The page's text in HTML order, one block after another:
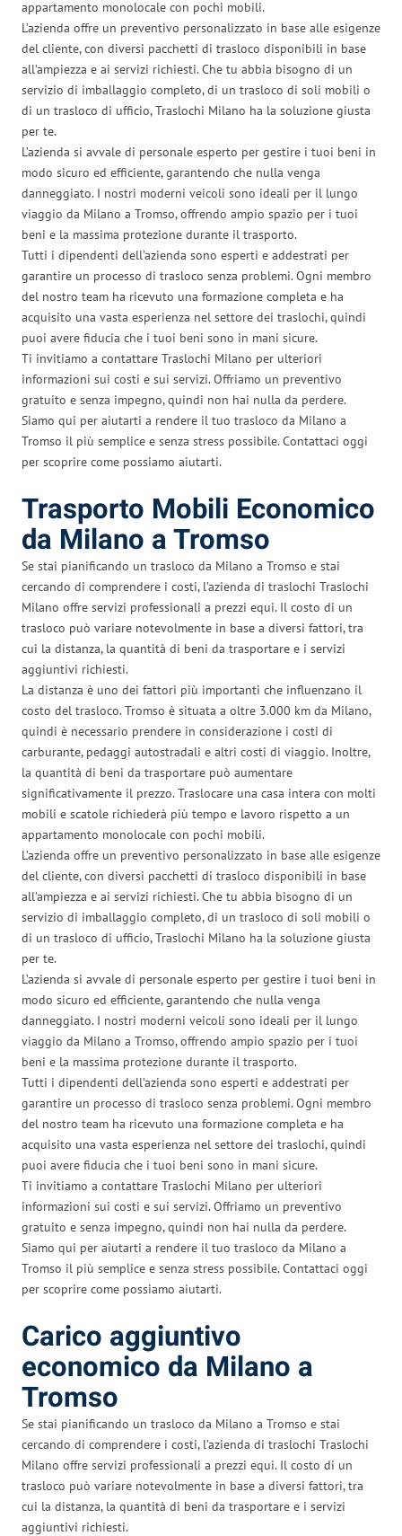
appartamento monolocale con pochi mobili.
L’azienda offre un preventivo personalizzato in base alle esigenze
del cliente, con diversi pacchetti di trasloco disponibili in base
all’ampiezza e ai servizi richiesti. Che tu abbia bisogno di un
servizio di imballaggio completo, di un trasloco di soli mobili o
di un trasloco di ufficio, Traslochi Milano ha la soluzione giusta
per te.
L’azienda si avvale di personale esperto per gestire i tuoi beni in
modo sicuro ed efficiente, garantendo che nulla venga
danneggiato. I nostri moderni veicoli sono ideali per il lungo
viaggio da Milano a Tromso, offrendo ampio spazio per i tuoi
beni e la massima protezione durante il trasporto.
Tutti i dipendenti dell’azienda sono esperti e addestrati per
garantire un processo di trasloco senza problemi. Ogni membro
del nostro team ha ricevuto una formazione completa e ha
acquisito una vasta esperienza nel settore dei traslochi, quindi
puoi avere fiducia che i tuoi beni sono in mani sicure.
Ti invitiamo a contattare Traslochi Milano per ulteriori
informazioni sui costi e sui servizi. Offriamo un preventivo
gratuito e senza impegno, quindi non hai nulla da perdere.
Siamo qui per aiutarti a rendere il tuo trasloco da Milano a
Tromso il più semplice e senza stress possibile. Contattaci oggi
per scoprire come possiamo aiutarti.
Trasporto Mobili Economico
da Milano a Tromso
Se stai pianificando un trasloco da Milano a Tromso e stai
cercando di comprendere i costi, l’azienda di traslochi Traslochi
Milano offre servizi professionali a prezzi equi. Il costo di un
trasloco può variare notevolmente in base a diversi fattori, tra
cui la distanza, la quantità di beni da trasportare e i servizi
aggiuntivi richiesti.
La distanza è uno dei fattori più importanti che influenzano il
costo del trasloco. Tromso è situata a oltre 3.000 km da Milano,
quindi è necessario prendere in considerazione i costi di
carburante, pedaggi autostradali e altri costi di viaggio. Inoltre,
la quantità di beni da trasportare può aumentare
significativamente il prezzo. Traslocare una casa intera con molti
mobili e scatole richiederà più tempo e lavoro rispetto a un
appartamento monolocale con pochi mobili.
L’azienda offre un preventivo personalizzato in base alle esigenze
del cliente, con diversi pacchetti di trasloco disponibili in base
all’ampiezza e ai servizi richiesti. Che tu abbia bisogno di un
servizio di imballaggio completo, di un trasloco di soli mobili o
di un trasloco di ufficio, Traslochi Milano ha la soluzione giusta
per te.
L’azienda si avvale di personale esperto per gestire i tuoi beni in
modo sicuro ed efficiente, garantendo che nulla venga
danneggiato. I nostri moderni veicoli sono ideali per il lungo
viaggio da Milano a Tromso, offrendo ampio spazio per i tuoi
beni e la massima protezione durante il trasporto.
Tutti i dipendenti dell’azienda sono esperti e addestrati per
garantire un processo di trasloco senza problemi. Ogni membro
del nostro team ha ricevuto una formazione completa e ha
acquisito una vasta esperienza nel settore dei traslochi, quindi
puoi avere fiducia che i tuoi beni sono in mani sicure.
Ti invitiamo a contattare Traslochi Milano per ulteriori
informazioni sui costi e sui servizi. Offriamo un preventivo
gratuito e senza impegno, quindi non hai nulla da perdere.
Siamo qui per aiutarti a rendere il tuo trasloco da Milano a
Tromso il più semplice e senza stress possibile. Contattaci oggi
per scoprire come possiamo aiutarti.
Carico aggiuntivo
economico da Milano a
Tromso
Se stai pianificando un trasloco da Milano a Tromso e stai
cercando di comprendere i costi, l’azienda di traslochi Traslochi
Milano offre servizi professionali a prezzi equi. Il costo di un
trasloco può variare notevolmente in base a diversi fattori, tra
cui la distanza, la quantità di beni da trasportare e i servizi
aggiuntivi richiesti.